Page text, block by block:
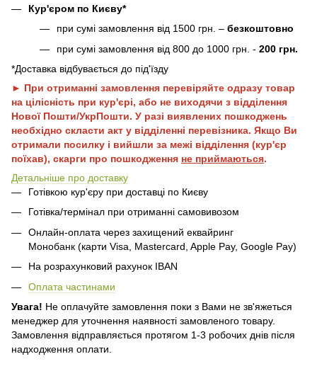
Кур'єром по Києву*
при сумі замовлення від 1500 грн. – безкоштовно
при сумі замовлення від 800 до 1000 грн. - 200 грн.
*Доставка відбувається до під'їзду
► При отриманні замовлення перевіряйте одразу товар
на цілісність при кур'єрі, або не виходячи з відділення
Нової Пошти/УкрПошти. У разі виявлених пошкоджень
необхідно скласти акт у відділенні перевізника. Якщо Ви
отримали посилку і вийшли за межі відділення (кур'єр
поїхав), скарги про пошкодження не приймаються.
Детальніше про доставку
Готівкою кур'єру при доставці по Києву
Готівка/термінал при отриманні самовивозом
Онлайн-оплата через захищений еквайринг
Монобанк (карти Visa, Mastercard, Apple Pay, Google Pay)
На розрахунковий рахунок IBAN
Оплата частинами
Увага! Не оплачуйте замовлення поки з Вами не зв'яжеться
менеджер для уточнення наявності замовленого товару.
Замовлення відправляється протягом 1-3 робочих днів після
надходження оплати.